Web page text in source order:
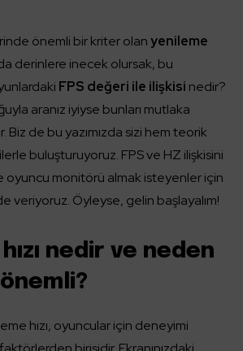
önemli bir kriter olanyenileme
derinlere inecek olursak, bu
FPS değeri ile ilişkisi nedir?
aranız iyiyse bunları mutlaka
Biz de bu yazımızda sizi hem teorik
buluşturuyoruz. FPS ve HZ ilişkisini
oyuncu monitörü almak isteyenler için
veriyoruz. Öyleyse, gelin başlayalım!
nedir ve neden
hızı, oyuncular için deneyimi